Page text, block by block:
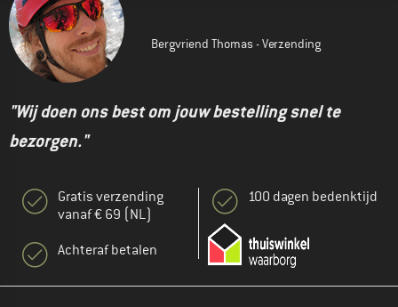
Bergvriend Thomas - Verzending
"Wij doen ons best om jouw bestelling snel te
bezorgen."
Gratis verzending
vanaf € 69 (NL)
Achteraf betalen
100 dagen bedenktijd